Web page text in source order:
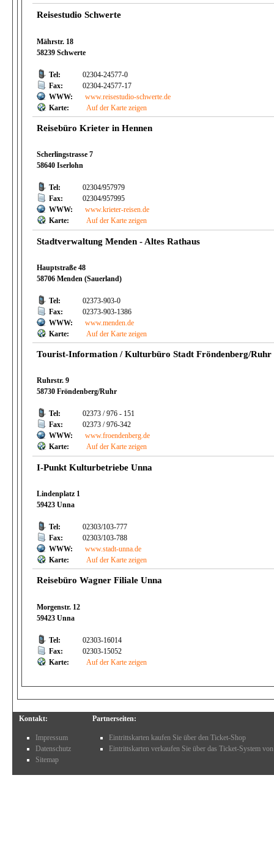
Reisestudio Schwerte
Mährstr. 18
58239 Schwerte
Tel:
02304-24577-0
Fax:
02304-24577-17
WWW:
www.reisestudio-schwerte.de
Karte:
Auf der Karte zeigen
Reisebüro Krieter in Hennen
Scherlingstrasse 7
58640 Iserlohn
Tel:
02304/957979
Fax:
02304/957995
WWW:
www.krieter-reisen.de
Karte:
Auf der Karte zeigen
Stadtverwaltung Menden - Altes Rathaus
Hauptstraße 48
58706 Menden (Sauerland)
Tel:
02373-903-0
Fax:
02373-903-1386
WWW:
www.menden.de
Karte:
Auf der Karte zeigen
Tourist-Information / Kulturbüro Stadt Fröndenberg/Ruhr
Ruhrstr. 9
58730 Fröndenberg/Ruhr
Tel:
02373 / 976 - 151
Fax:
02373 / 976-342
WWW:
www.froendenberg.de
Karte:
Auf der Karte zeigen
I-Punkt Kulturbetriebe Unna
Lindenplatz 1
59423 Unna
Tel:
02303/103-777
Fax:
02303/103-788
WWW:
www.stadt-unna.de
Karte:
Auf der Karte zeigen
Reisebüro Wagner Filiale Unna
Morgenstr. 12
59423 Unna
Tel:
02303-16014
Fax:
02303-15052
Karte:
Auf der Karte zeigen
Kontakt:
Impressum
Datenschutz
Sitemap
Partnerseiten:
Eintrittskarten kaufen Sie über den Ticket-Shop
Eintrittskarten verkaufen Sie über das Ticket-System